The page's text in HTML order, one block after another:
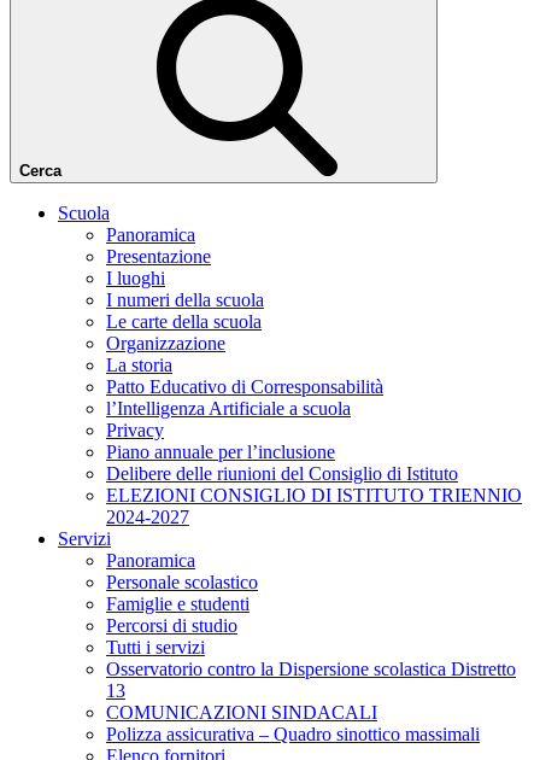
Cerca
Scuola
Panoramica
Presentazione
I luoghi
I numeri della scuola
Le carte della scuola
Organizzazione
La storia
Patto Educativo di Corresponsabilità
l’Intelligenza Artificiale a scuola
Privacy
Piano annuale per l’inclusione
Delibere delle riunioni del Consiglio di Istituto
ELEZIONI CONSIGLIO DI ISTITUTO TRIENNIO
2024-2027
Servizi
Panoramica
Personale scolastico
Famiglie e studenti
Percorsi di studio
Tutti i servizi
Osservatorio contro la Dispersione scolastica Distretto
13
COMUNICAZIONI SINDACALI
Polizza assicurativa – Quadro sinottico massimali
Elenco fornitori